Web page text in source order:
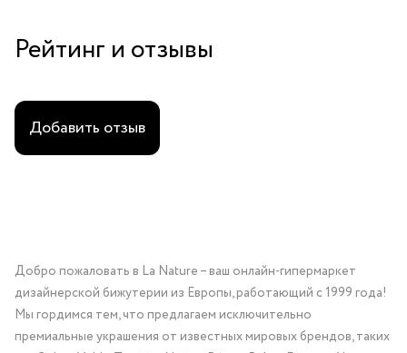
Рейтинг и отзывы
Добавить отзыв
Добро пожаловать в La Nature – ваш онлайн-гипермаркет
дизайнерской бижутерии из Европы, работающий с 1999 года!
Мы гордимся тем, что предлагаем исключительно
премиальные украшения от известных мировых брендов, таких